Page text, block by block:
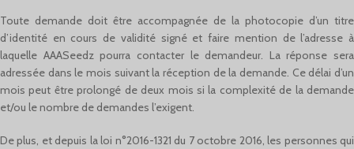
Toute demande doit être accompagnée de la photocopie d’un titre
d’identité en cours de validité signé et faire mention de l’adresse à
laquelle AAASeedz pourra contacter le demandeur. La réponse sera
adressée dans le mois suivant la réception de la demande. Ce délai d’un
mois peut être prolongé de deux mois si la complexité de la demande
et/ou le nombre de demandes l’exigent.
De plus, et depuis la loi n°2016-1321 du 7 octobre 2016, les personnes qui